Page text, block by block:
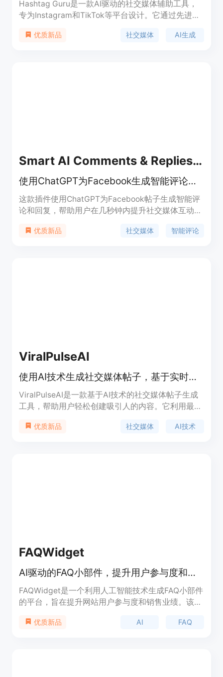
Hashtag Guru是一款AI驱动的社交媒体辅助工具，
专为Instagram和TikTok等平台设计。它通过先进的
增加帖子的曝光率和互动性。产品的主要优点包括个
优质新品 社交媒体 AI生成
Smart AI Comments & Replies for Facebook with ChatGPT
使用ChatGPT为Facebook生成智能评论和回复，提高社交媒体互动。
这款插件使用ChatGPT为Facebook帖子生成智能评
论和回复，帮助用户在几秒钟内提升社交媒体互动。
上选择帖子内容，点击插件即可生成80%的完成度的
优质新品 社交媒体 智能评论
ViralPulseAI
使用AI技术生成社交媒体帖子，基于实时行业趋势，提高在线活跃度。
ViralPulseAI是一款基于AI技术的社交媒体帖子生成
工具，帮助用户轻松创建吸引人的内容。它利用最新
背景丰富，价格合理，定位于提供高效的社交媒体内
优质新品 社交媒体 AI技术
FAQWidget
AI驱动的FAQ小部件，提升用户参与度和销售。
FAQWidget是一个利用人工智能技术生成FAQ小部件
的平台，旨在提升网站用户参与度和销售业绩。该产
即可快速部署，同时支持SEO优化，帮助网站吸引更
优质新品 AI FAQ